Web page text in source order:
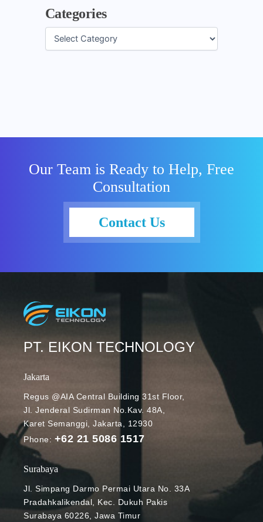
Categories
Our Team is Ready to Help, Free
Consultation
Contact Us
PT. EIKON TECHNOLOGY
Jakarta
Regus @AIA Central Building 31st Floor,
Jl. Jenderal Sudirman No.Kav. 48A,
Karet Semanggi, Jakarta, 12930
Phone: +62 21 5086 1517
Surabaya
Jl. Simpang Darmo Permai Utara No. 33A
Pradahkalikendal, Kec. Dukuh Pakis
Surabaya 60226, Jawa Timur